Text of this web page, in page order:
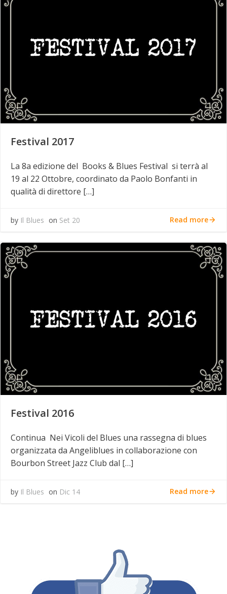
Festival 2017
La 8a edizione del Books & Blues Festival si terrà al
19 al 22 Ottobre, coordinato da Paolo Bonfanti in
qualità di direttore […]
by Il Blues on Set 20 Read more
Festival 2016
Continua Nei Vicoli del Blues una rassegna di blues
organizzata da Angeliblues in collaborazione con
Bourbon Street Jazz Club dal […]
by Il Blues on Dic 14 Read more